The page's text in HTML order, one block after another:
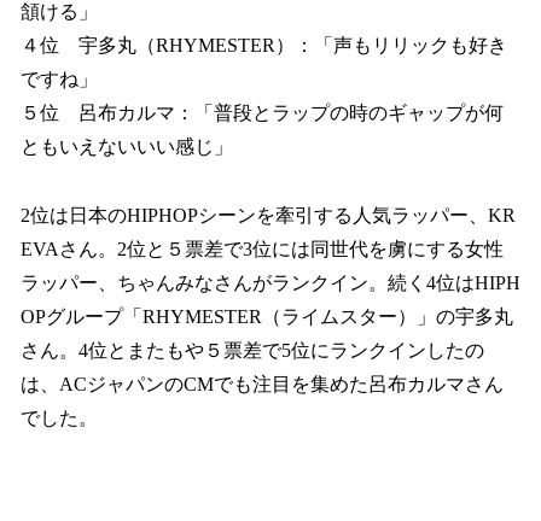
頷ける」
４位 宇多丸（RHYMESTER）：「声もリリックも好き
ですね」
５位 呂布カルマ：「普段とラップの時のギャップが何
ともいえないいい感じ」
2位は日本のHIPHOPシーンを牽引する人気ラッパー、KR
EVAさん。2位と５票差で3位には同世代を虜にする女性
ラッパー、ちゃんみなさんがランクイン。続く4位はHIPH
OPグループ「RHYMESTER（ライムスター）」の宇多丸
さん。4位とまたもや５票差で5位にランクインしたの
は、ACジャパンのCMでも注目を集めた呂布カルマさん
でした。